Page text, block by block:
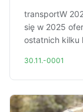
transportW
się w 2025
ostatnich kilku
30.11.-0001